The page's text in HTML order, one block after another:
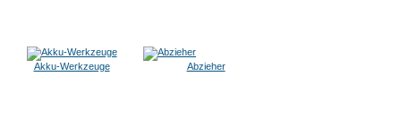
Akku-Werkzeuge Abzieher